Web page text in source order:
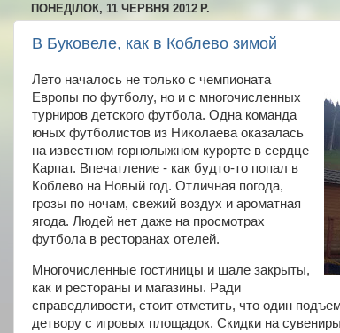
ПОНЕДІЛОК, 11 ЧЕРВНЯ 2012 Р.
В Буковеле, как в Коблево зимой
Лето началось не только с чемпионата
Европы по футболу, но и с многочисленных
турниров детского футбола. Одна команда
юных футболистов из Николаева оказалась
на известном горнолыжном курорте в сердце
Карпат. Впечатление - как будто-то попал в
Коблево на Новый год. Отличная погода,
грозы по ночам, свежий воздух и ароматная
ягода. Людей нет даже на просмотрах
футбола в ресторанах отелей.
Многочисленные гостиницы и шале закрыты,
как и рестораны и магазины. Ради
справедливости, стоит отметить, что один
детвору с игровых площадок. Скидки на